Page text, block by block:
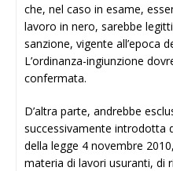
che, nel caso in esame,
lavoro in nero, sarebbe
sanzione, vigente all’epoca
L’ordinanza-ingiunzione
confermata.
D’altra parte, andrebbe
successivamente introdotta
della legge 4 novembre
materia di lavori usuranti, di